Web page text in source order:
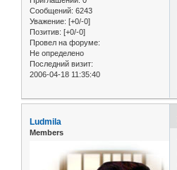
Сообщений: 6243
Уважение: [+0/-0]
Позитив: [+0/-0]
Провел на форуме:
Не определено
Последний визит:
2006-04-18 11:35:40
Ludmila
Members